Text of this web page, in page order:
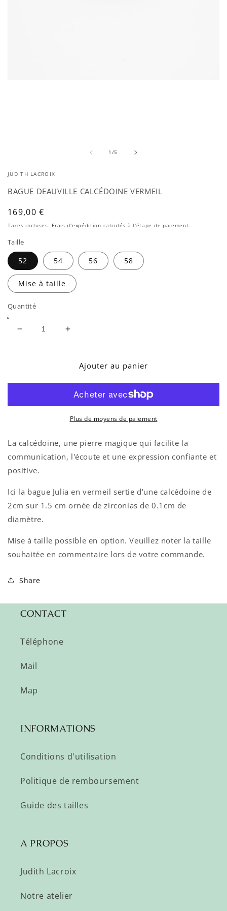
1 /
de5
JUDITH LACROIX
BAGUE DEAUVILLE CALCÉDOINE VERMEIL
Prix
habituel
169,00 €
Taxes incluses. Frais d'expédition calculés à l'étape de paiement.
Taille
52 54 56 58
Mise à taille
Quantité
Réduire
CALCÉDOINE
VERMEIL
Augmenter
CALCÉDOINE
VERMEIL
Ajouter au panier
Plus de moyens de paiement
La calcédoine, une pierre magique qui facilite la
communication, l'écoute et une expression confiante et
positive.
Ici la bague Julia en vermeil sertie d'une calcédoine de
2cm sur 1.5 cm ornée de zirconias de 0.1cm de
diamètre.
Mise à taille possible en option.Veuillez noter la taille
souhaitée en commentaire lors de votre commande.
Share
CONTACT
Téléphone
Mail
Map
INFORMATIONS
Conditions d'utilisation
Politique de remboursement
Guide des tailles
A PROPOS
Judith Lacroix
Notre atelier